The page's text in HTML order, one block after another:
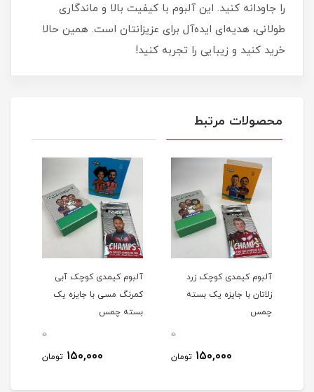
را جاودانه کنید. این آلبوم با کیفیت بالا و ماندگاری
طولانی، هدیه‌ای ایده‌آل برای عزیزانتان است. همین حالا
خرید کنید و زیبایی را تجربه کنید!
محصولات مرتبط
آلبوم کیمدی کوچک زرد
زلاتان با جایزه یک بسته
چمس
0
150,000 تومان
آلبوم کیمدی کوچک آبی
کمرنگ مسی با جایزه یک
بسته چمس
0
150,000 تومان